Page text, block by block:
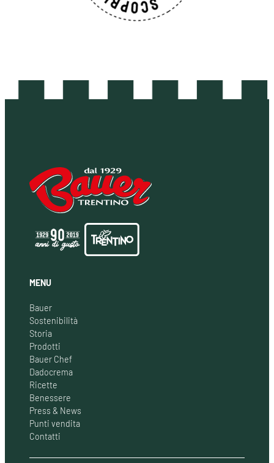
MENU
Bauer
Sostenibilità
Storia
Prodotti
Bauer Chef
Dadocrema
Ricette
Benessere
Press & News
Punti vendita
Contatti